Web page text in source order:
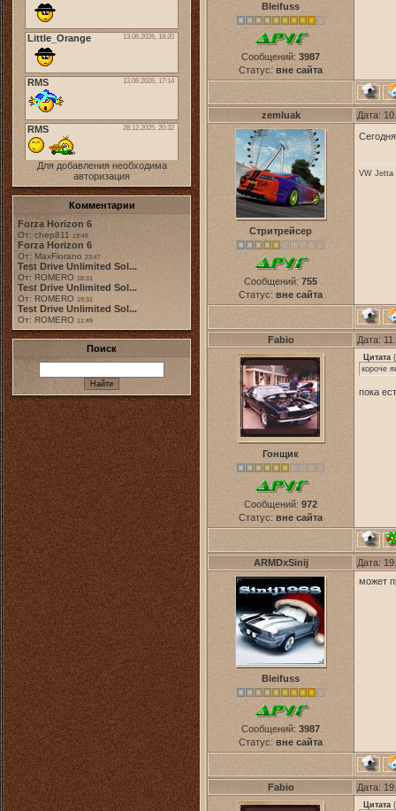
Для добавления необходима
авторизация
Комментарии
Forza Horizon 6
От: chep811 19:48
Forza Horizon 6
От: MaxFiorano 23:47
Test Drive Unlimited Sol...
От: ROMERO 18:31
Test Drive Unlimited Sol...
От: ROMERO 19:31
Test Drive Unlimited Sol...
От: ROMERO 11:49
Поиск
Bleifuss
Сообщений: 3987
Статус: вне сайта
zemluak Дата:
Стритрейсер
Сообщений: 755
Статус: вне сайта
VW Jetta
Fabio Дата:
Гонщик
Сообщений: 972
Статус: вне сайта
Цитата (
короче
пока
ARMDxSinij Дата:
Bleifuss
Сообщений: 3987
Статус: вне сайта
может
Fabio Дата:
Цитата (